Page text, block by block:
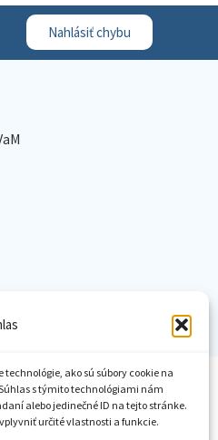
ako sú súbory cookie na
s týmito technológiami nám
alebo jedinečné ID na tejto stránke.
určité vlastnosti a funkcie.
Nahlásiť chybu
cookies GDPR